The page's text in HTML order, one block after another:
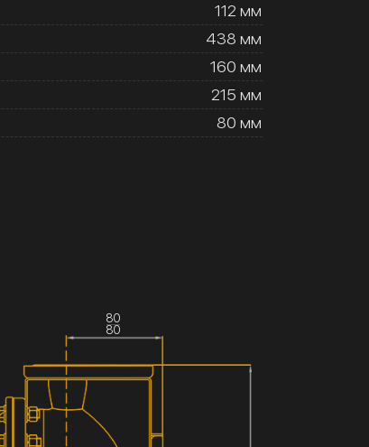
112 мм
438 мм
160 мм
215 мм
80 мм
80
80